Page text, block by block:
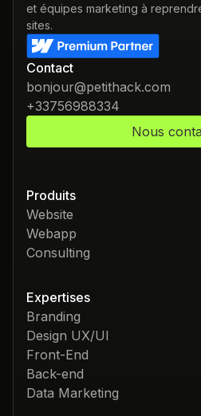
et équipes marketing à
sites.
Contact
bonjour@petithack.com
+33756988334
Nous
Produits
Website
Webapp
Consulting
Expertises
Branding
Design UX/UI
Front-End
Back-end
Data Marketing